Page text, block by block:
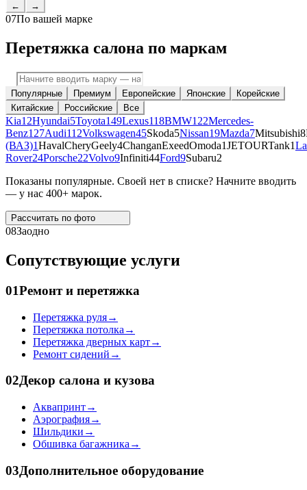
← →
07По вашей марке
Перетяжка салона по маркам
Популярные Премиум Европейские Японские
Корейские
Китайские
Российские Все
Kia12Hyundai5Toyota149Lexus118BMW122Mercedes-
Benz127Audi112Volkswagen45Skoda5Nissan19Mazda7Mitsubishi8
(ВАЗ)1HavalCheryGeely4ChanganExeedOmoda1JETOURTank1
Rover24Porsche22Volvo9Infiniti44Ford9Subaru2
Показаны популярные. Своей нет в списке? Начните вводить
— у нас 400+ марок.
Рассчитать по фото
08Заодно
Сопутствующие услуги
01Ремонт и перетяжка
Перетяжка руля→
Перетяжка потолка →
Перетяжка дверных карт→
Ремонт сидений →
02Декор салона и кузова
Аквапринт→
Аэрография→
Шильдики →
Обшивка багажника →
03Дополнительное оборудование